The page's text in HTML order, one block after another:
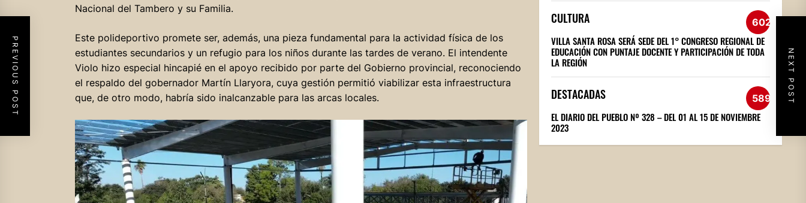
Nacional del Tambero y su Familia.
Este polideportivo promete ser, además, una pieza fundamental para la actividad física de los
estudiantes secundarios y un refugio para los niños durante las tardes de verano. El intendente
Violo hizo especial hincapié en el apoyo recibido por parte del Gobierno provincial, reconociendo
el respaldo del gobernador Martín Llaryora, cuya gestión permitió viabilizar esta infraestructura
que, de otro modo, habría sido inalcanzable para las arcas locales.
PREVIOUS POST NEXT POST
CULTURA 602
VILLA SANTA ROSA SERÁ SEDE DEL 1° CONGRESO REGIONAL DE
EDUCACIÓN CON PUNTAJE DOCENTE Y PARTICIPACIÓN DE TODA
LA REGIÓN
DESTACADAS 589
EL DIARIO DEL PUEBLO Nº 328 – DEL 01 AL 15 DE NOVIEMBRE
2023